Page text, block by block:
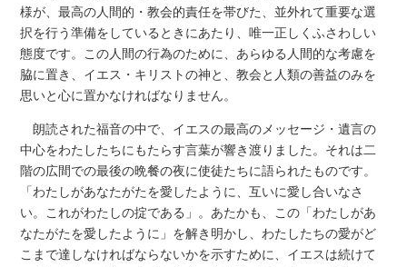
様が、最高の人間的・教会的責任を帯びた、並外れて重要な選
択を行う準備をしているときにあたり、唯一正しくふさわしい
態度です。この人間の行為のために、あらゆる人間的な考慮を
脇に置き、イエス・キリストの神と、教会と人類の善益のみを
思いと心に置かなければなりません。
朗読された福音の中で、イエスの最高のメッセージ・遺言の
中心をわたしたちにもたらす言葉が響き渡りました。それは二
階の広間での最後の晩餐の夜に使徒たちに語られたものです。
「わたしがあなたがたを愛したように、互いに愛し合いなさ
い。これがわたしの掟である」。あたかも、この「わたしがあ
なたがたを愛したように」を解き明かし、わたしたちの愛がど
こまで達しなければならないかを示すために、イエスは続けて